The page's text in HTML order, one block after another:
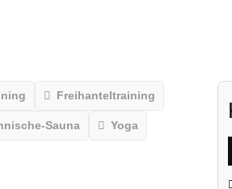
Freihanteltraining
Sauna Yoga